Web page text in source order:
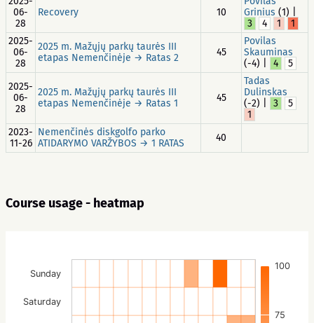
06-
28
Recovery 10
Grinius (1) |
3
4 1
1
2025-
06-
28
2025 m. Mažųjų parkų taurės III
etapas Nemenčinėje → Ratas 2
45
Povilas
Skauminas
(-4) |
4
5
2025-
06-
28
2025 m. Mažųjų parkų taurės III
etapas Nemenčinėje → Ratas 1
45
Tadas
Dulinskas
(-2) |
3
5
1
2023-
11-26
Nemenčinės diskgolfo parko
ATIDARYMO VARŽYBOS → 1 RATAS
40
Course usage - heatmap
75
100
Saturday
Sunday